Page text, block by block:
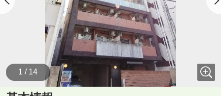
1 / 14